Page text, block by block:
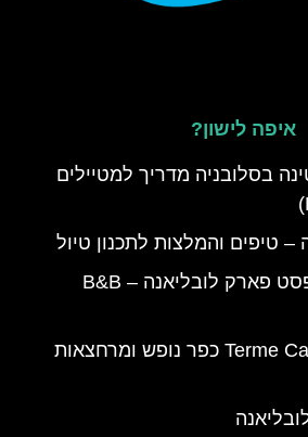
איפה לישון?
בסלובניה מדריך למטיילים
– טיפים והמלצות לתכנון טיול
מלון בד אנד ברקפסט פארק לובליאנה – B&B
טרמה קאטז – Terme Catez כפר נופש ומרחצאות